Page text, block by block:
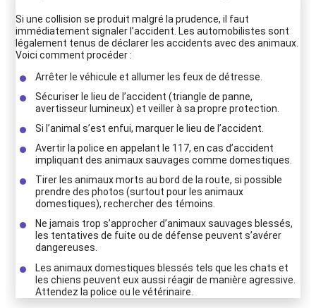
Si une collision se produit malgré la prudence, il faut
immédiatement signaler l’accident. Les automobilistes sont
légalement tenus de déclarer les accidents avec des animaux.
Voici comment procéder :
Arrêter le véhicule et allumer les feux de détresse.
Sécuriser le lieu de l’accident (triangle de panne,
avertisseur lumineux) et veiller à sa propre protection.
Si l’animal s’est enfui, marquer le lieu de l’accident.
Avertir la police en appelant le 117, en cas d’accident
impliquant des animaux sauvages comme domestiques.
Tirer les animaux morts au bord de la route, si possible
prendre des photos (surtout pour les animaux
domestiques), rechercher des témoins.
Ne jamais trop s’approcher d’animaux sauvages blessés,
les tentatives de fuite ou de défense peuvent s’avérer
dangereuses.
Les animaux domestiques blessés tels que les chats et
les chiens peuvent eux aussi réagir de manière agressive.
Attendez la police ou le vétérinaire.